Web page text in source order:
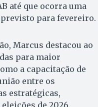
até que ocorra uma
para fevereiro.
Marcus destacou ao
para maior
a capacitação de
entre os
estratégicas,